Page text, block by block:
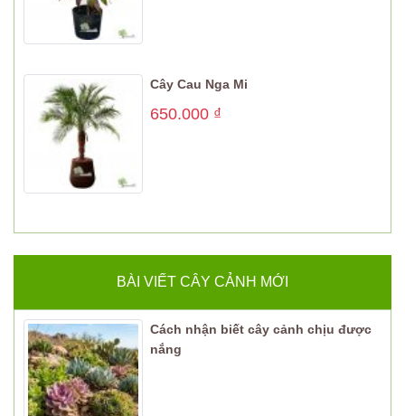
Cây Cau Nga Mi
650.000 ₫
BÀI VIẾT CÂY CẢNH MỚI
Cách nhận biết cây cảnh chịu được
nắng